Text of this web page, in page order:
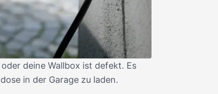
deine Wallbox ist defekt. Es
in der Garage zu laden.